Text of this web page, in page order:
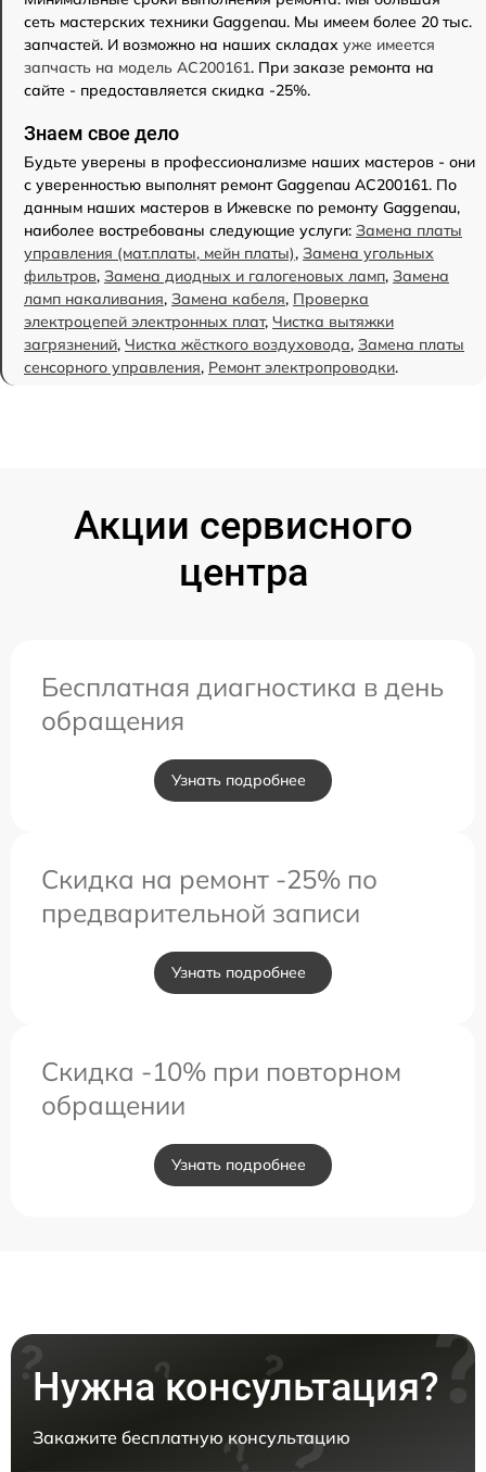
сеть мастерских техники Gaggenau. Мы имеем более 20 тыс.
запчастей. И возможно на наших складах уже имеется
запчасть на модель AC200161. При заказе ремонта на
сайте - предоставляется скидка -25%.
Знаем свое дело
Будьте уверены в профессионализме наших мастеров - они
с уверенностью выполнят ремонт Gaggenau AC200161. По
данным наших мастеров в Ижевске по ремонту Gaggenau,
наиболее востребованы следующие услуги: Замена платы
управления (мат.платы, мейн платы), Замена угольных
фильтров, Замена диодных и галогеновых ламп, Замена
ламп накаливания, Замена кабеля, Проверка
электроцепей электронных плат, Чистка вытяжки
загрязнений, Чистка жёсткого воздуховода, Замена платы
сенсорного управления, Ремонт электропроводки.
Акции сервисного
центра
Бесплатная диагностика в день
обращения
Узнать подробнее
Скидка на ремонт -25% по
предварительной записи
Узнать подробнее
Скидка -10% при повторном
обращении
Узнать подробнее
Нужна консультация?
Закажите бесплатную консультацию